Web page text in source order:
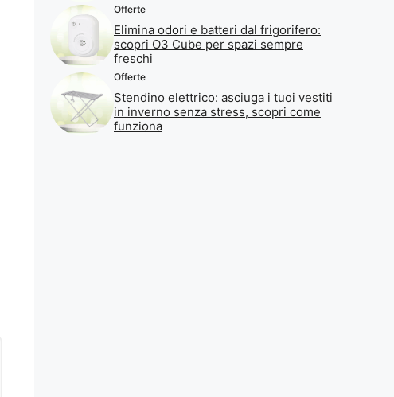
Offerte
Elimina odori e batteri dal frigorifero:
scopri O3 Cube per spazi sempre
freschi
Offerte
Stendino elettrico: asciuga i tuoi vestiti
in inverno senza stress, scopri come
funziona